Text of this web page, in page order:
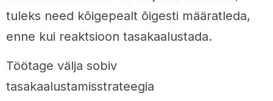
tuleks need kõigepealt õigesti määratleda,
enne kui reaktsioon tasakaalustada.
Töötage välja sobiv
tasakaalustamisstrateegia